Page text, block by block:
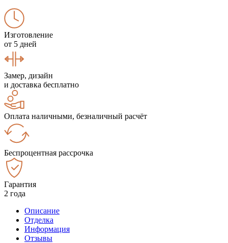
Изготовление
от 5 дней
Замер, дизайн
и доставка бесплатно
Оплата наличными, безналичный расчёт
Беспроцентная рассрочка
Гарантия
2 года
Описание
Отделка
Информация
Отзывы